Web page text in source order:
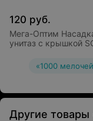
120 руб.
Мега-Оптим
унитаз с крышкой
«1000
Другие товары